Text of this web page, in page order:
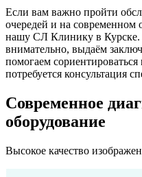
Если вам важно пройти
очередей и на современном
нашу СЛ Клинику в
внимательно, выдаём
помогаем
потребуется консультация
Современное
оборудование
Высокое качество